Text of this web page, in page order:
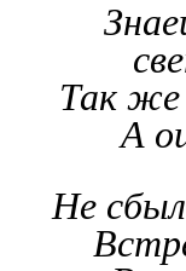
Так же
А
Не